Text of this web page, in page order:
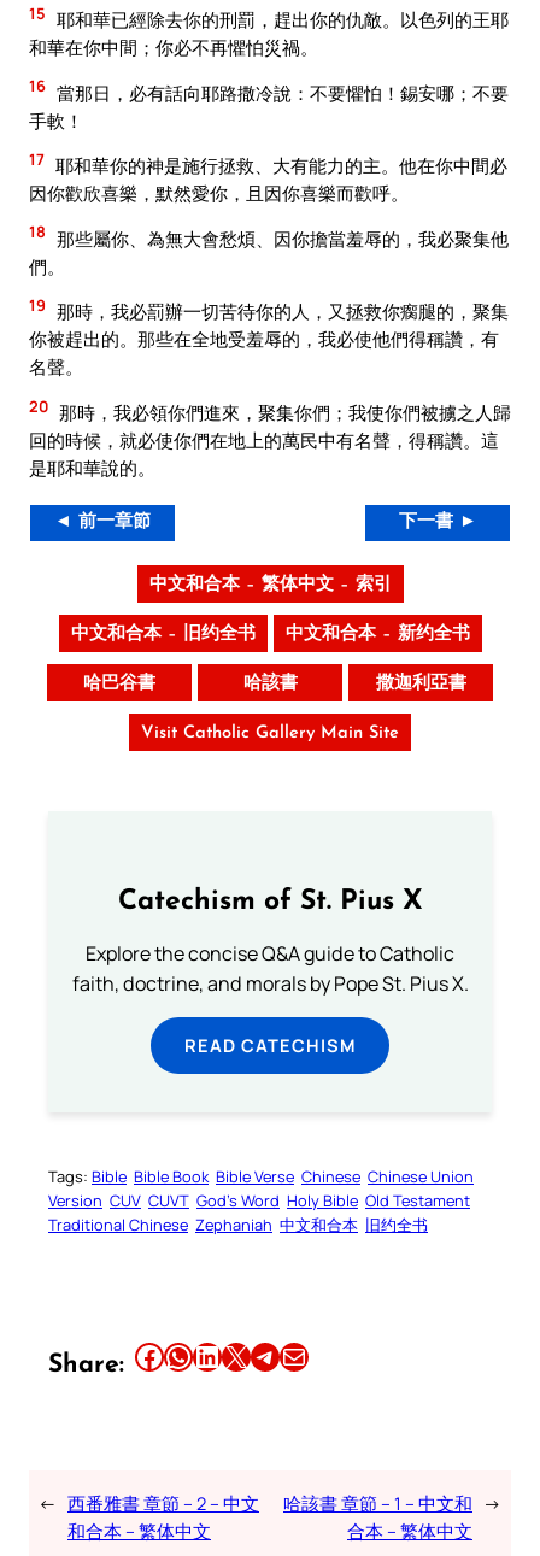
15 耶和華已經除去你的刑罰，趕出你的仇敵。以色列的王耶
和華在你中間；你必不再懼怕災禍。
16 當那日，必有話向耶路撒冷說：不要懼怕！錫安哪；不要
手軟！
17 耶和華你的神是施行拯救、大有能力的主。他在你中間必
因你歡欣喜樂，默然愛你，且因你喜樂而歡呼。
18 那些屬你、為無大會愁煩、因你擔當羞辱的，我必聚集他
們。
19 那時，我必罰辦一切苦待你的人，又拯救你瘸腿的，聚集
你被趕出的。那些在全地受羞辱的，我必使他們得稱讚，有
名聲。
20 那時，我必領你們進來，聚集你們；我使你們被擄之人歸
回的時候，就必使你們在地上的萬民中有名聲，得稱讚。這
是耶和華說的。
◄ 前一章節 下一書 ►
中文和合本 – 繁体中文 – 索引
中文和合本 – 旧约全书 中文和合本 – 新约全书
哈巴谷書 哈該書 撒迦利亞書
Visit Catholic Gallery Main Site
Catechism of St. Pius X
Explore the concise Q&A guide to Catholic
faith, doctrine, and morals by Pope St. Pius X.
READ CATECHISM
Tags: Bible Bible Book Bible Verse Chinese Chinese Union
Version CUV CUVT God’s Word Holy Bible Old Testament
Traditional Chinese Zephaniah 中文和合本 旧约全书
Share: Share this article on Facebook Share this article on WhatsApp Share this article on LinkedIn Share this article on X Share this article on TelegramEmail this Article
← 西番雅書 章節 – 2 – 中文
和合本 – 繁体中文
哈該書 章節 – 1 – 中文和
合本 – 繁体中文
→